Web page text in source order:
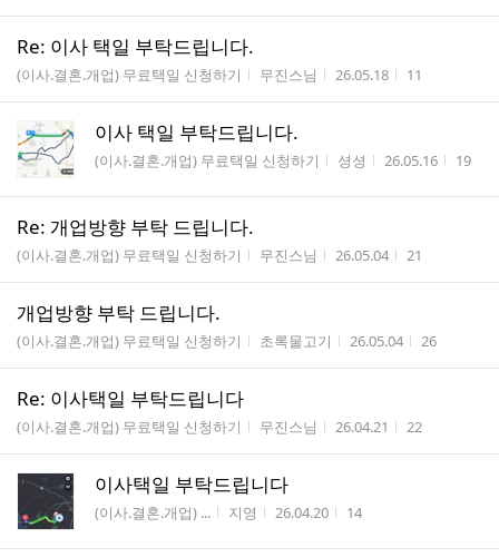
Re: 이사 택일 부탁드립니다.
게시판명
(이사.결혼.개업) 무료택일 신청하기 작성자
무진스님 작성시간
26.05.18 조회수
11
이사 택일 부탁드립니다.
게시판명
(이사.결혼.개업) 무료택일 신청하기 작성자
셩셩 작성시간
26.05.16 조회수
19
Re: 개업방향 부탁 드립니다.
게시판명
(이사.결혼.개업) 무료택일 신청하기 작성자
무진스님 작성시간
26.05.04 조회수
21
개업방향 부탁 드립니다.
게시판명
(이사.결혼.개업) 무료택일 신청하기 작성자
초록물고기 작성시간
26.05.04 조회수
26
Re: 이사택일 부탁드립니다
게시판명
(이사.결혼.개업) 무료택일 신청하기 작성자
무진스님 작성시간
26.04.21 조회수
22
이사택일 부탁드립니다
게시판명
(이사.결혼.개업) ... 작성자
지영 작성시간
26.04.20 조회수
14